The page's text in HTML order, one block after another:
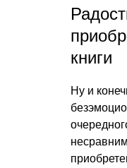
книги
Ну и